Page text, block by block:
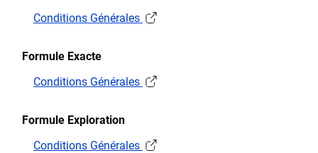
Conditions Générales
Formule Exacte
Conditions Générales
Formule Exploration
Conditions Générales